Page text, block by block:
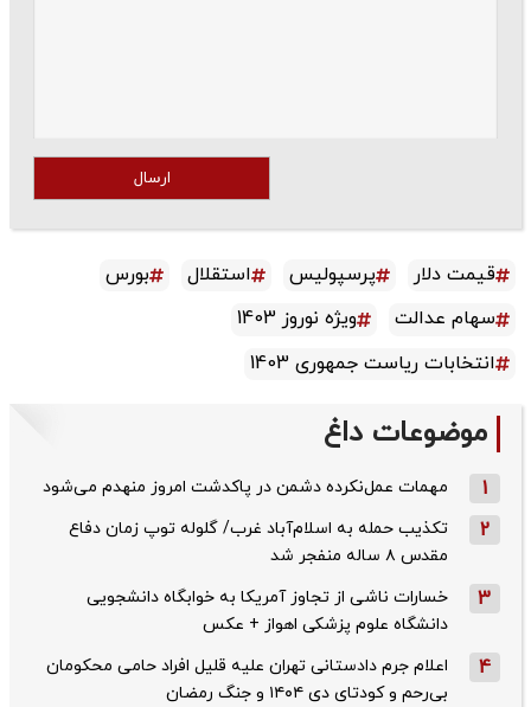
ارسال
قیمت دلار پرسپولیس استقلال
بورس
سهام عدالت
ویژه نوروز 1403
انتخابات ریاست جمهوری 1403
موضوعات داغ
1 مهمات عمل‌نکرده دشمن در پاکدشت امروز منهدم می‌شود
2
تکذیب حمله به اسلام‌آباد غرب/ گلوله توپ زمان دفاع
مقدس ۸ ساله منفجر شد
3
خسارات ناشی از تجاوز آمریکا به خوابگاه دانشجویی
دانشگاه علوم پزشکی اهواز + عکس
4
اعلام جرم دادستانی تهران علیه قلیل افراد حامی محکومان
بی‌رحم و کودتای دی‌ ۱۴۰۴ و جنگ رمضان